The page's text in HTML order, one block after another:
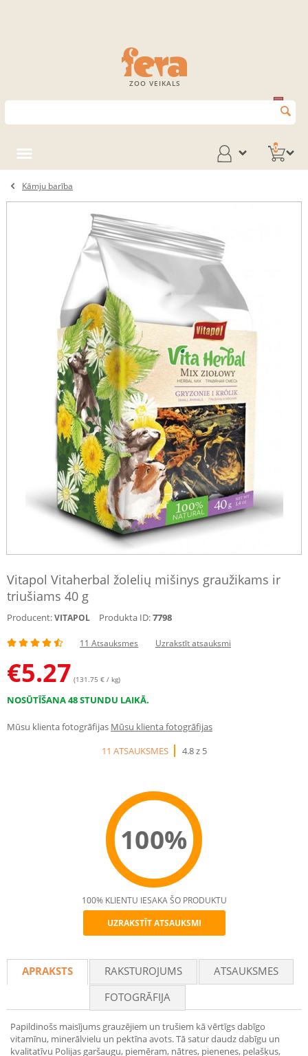
ZOO VEIKALS
0
Kāmju barība
Vitapol Vitaherbal žolelių mišinys graužikams ir
triušiams 40 g
Producent:VITAPOL Produkta ID:7798
11 Atsauksmes Uzrakstīt atsauksmi
€5.27 (131.75 € / kg)
NOSŪTĪŠANA 48 STUNDU LAIKĀ.
Mūsu klienta fotogrāfijas Mūsu klienta fotogrāfijas
11 ATSAUKSMES
4.8 z 5
100%
Recommend
100% KLIENTU IESAKA ŠO PRODUKTU
UZRAKSTĪT ATSAUKSMI
APRAKSTS RAKSTUROJUMS
ATSAUKSMES
FOTOGRĀFIJA
Papildinošs maisījums grauzējiem un trušiem kā vērtīgs dabīgo
vitamīnu, minerālvielu un pektīna avots. Tā satur daudz dabīgu un
kvalitatīvu Polijas garšaugu, piemēram, nātres, pienenes, pelašķus,